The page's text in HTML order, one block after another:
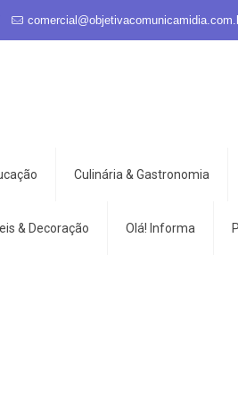
Culinária & Gastronomia
& Decoração Olá! Informa